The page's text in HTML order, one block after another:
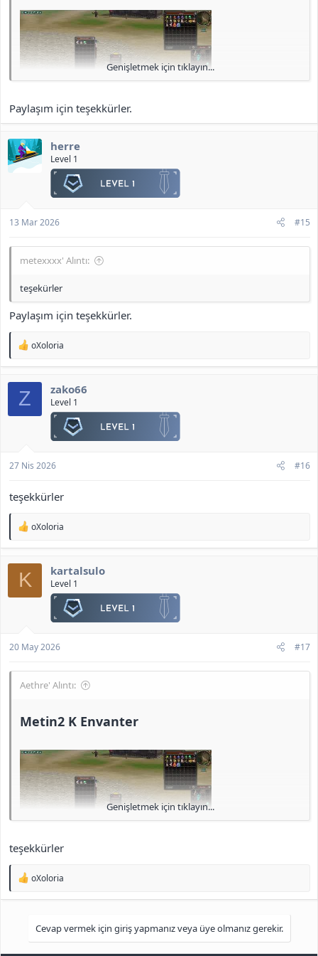
K Envanter Dosyaları:
<b>[Gizli içerik]</b>
Genişletmek için tıklayın...
Paylaşım için teşekkürler.
herre
Level 1
13 Mar 2026 #15
metexxxx' Alıntı:
teşekürler
Paylaşım için teşekkürler.
T
p
oXoloria
Z zako66
Level 1
27 Nis 2026 #16
teşekkürler
T
p
i
oXoloria
K kartalsulo
Level 1
20 May 2026 #17
Aethre' Alıntı:
Metin2 K Envanter​
K Envanter Dosyaları:
Genişletmek için tıklayın...
teşekkürler
T
p
e
oXoloria
Cevap vermek için giriş yapmanız veya üye olmanız gerekir.